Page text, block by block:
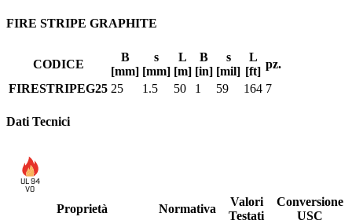
FIRE STRIPE GRAPHITE
CODICE
B
[mm]
s
[mm]
L
[m]
B
[in]
s
[mil]
L
[ft]
pz.
FIRESTRIPEG25 25 1.5 50 1 59 164 7
Dati Tecnici
UL 94
V0
Proprietà Normativa
Valori
Testati
Conversione
USC